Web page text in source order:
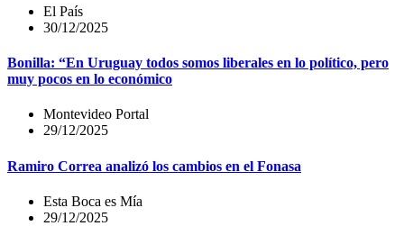
El País
30/12/2025
Bonilla: “En Uruguay todos somos liberales en lo político, pero
muy pocos en lo económico
Montevideo Portal
29/12/2025
Ramiro Correa analizó los cambios en el Fonasa
Esta Boca es Mía
29/12/2025